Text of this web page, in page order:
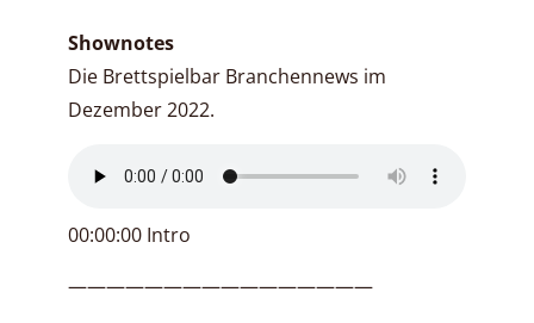
Shownotes
Die Brettspielbar Branchennews im
Dezember 2022.
00:00:00 Intro
————————————————